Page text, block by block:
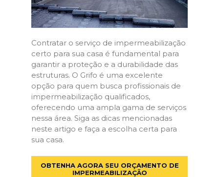
Contratar o serviço de impermeabilização
certo para sua casa é fundamental para
garantir a proteção e a durabilidade das
estruturas. O Grifo é uma excelente
opção para quem busca profissionais de
impermeabilização qualificados,
oferecendo uma ampla gama de serviços
nessa área. Siga as dicas mencionadas
neste artigo e faça a escolha certa para
sua casa.
OBTENHA AGORA SEU ORÇAMENTO DE
IMPERMEABILIZAÇÃO